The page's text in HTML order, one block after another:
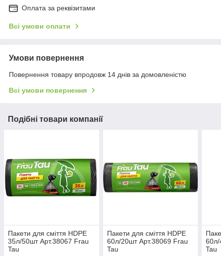
Оплата за реквізитами
Всі умови оплати
Умови повернення
Повернення товару впродовж 14 днів за домовленістю
Всі умови повернення
Подібні товари компанії
Пакети для сміття HDPE
35л/50шт Арт.38067 Frau
Tau
Пакети для сміття HDPE
60л/20шт Арт.38069 Frau
Tau
60л/
Tau